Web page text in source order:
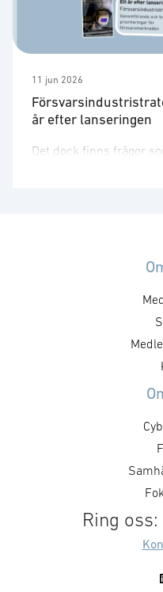
11 jun 2026
år efter lanseringen
Det dock finns frågor
behöver utvecklas.
styrning, upphandling,
formar
genom hur den agerar
Det handlar inte bara
försvarsinvesteringar,
anskaffningsprinciper,
Ring